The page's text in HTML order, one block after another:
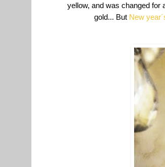
yellow, and was changed for
gold... But New